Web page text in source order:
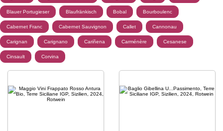
Blauer Portugieser Blaufränkisch Bobal Bourboulenc
Cabernet Franc Cabernet Sauvignon Callet Cannonau
Carignan Carignano Cariñena Carménère Cesanese
Cinsault Corvina